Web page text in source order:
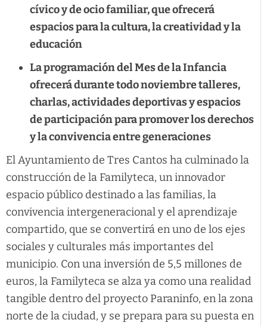
cívico y de ocio familiar, que ofrecerá
espacios para la cultura, la creatividad y la
educación
La programación del Mes de la Infancia
ofrecerá durante todo noviembre talleres,
charlas, actividades deportivas y espacios
de participación para promover los derechos
y la convivencia entre generaciones
El Ayuntamiento de Tres Cantos ha culminado la
construcción de la Familyteca, un innovador
espacio público destinado a las familias, la
convivencia intergeneracional y el aprendizaje
compartido, que se convertirá en uno de los ejes
sociales y culturales más importantes del
municipio. Con una inversión de 5,5 millones de
euros, la Familyteca se alza ya como una realidad
tangible dentro del proyecto Paraninfo, en la zona
norte de la ciudad, y se prepara para su puesta en